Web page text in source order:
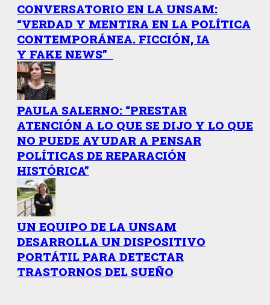
CONVERSATORIO EN LA UNSAM:
“VERDAD Y MENTIRA EN LA POLÍTICA
CONTEMPORÁNEA. FICCIÓN, IA
Y FAKE NEWS”
PAULA SALERNO: “PRESTAR
ATENCIÓN A LO QUE SE DIJO Y LO QUE
NO PUEDE AYUDAR A PENSAR
POLÍTICAS DE REPARACIÓN
HISTÓRICA”
UN EQUIPO DE LA UNSAM
DESARROLLA UN DISPOSITIVO
PORTÁTIL PARA DETECTAR
TRASTORNOS DEL SUEÑO